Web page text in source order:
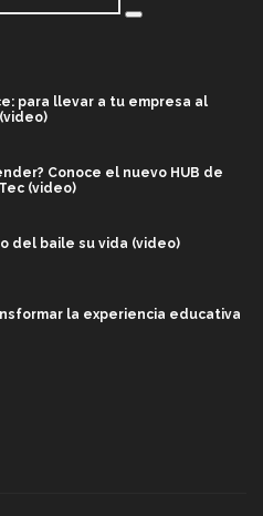
para llevar a tu empresa al
Conoce el nuevo HUB de
(video)
del baile su vida (video)
la experiencia educativa